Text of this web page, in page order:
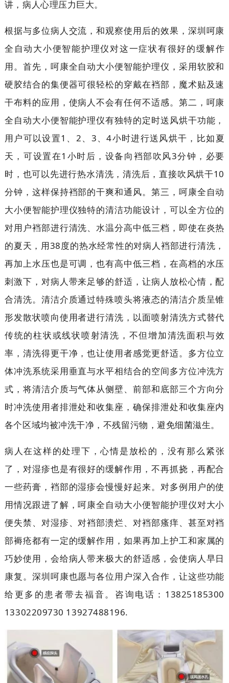
讲，病人心理压力巨大。
根据与多位病人交流，和观察使用后的效果，深圳呵康
全自动大小便智能护理仪对这一症状有很好的缓解作
用。首先，呵康全自动大小便智能护理仪，采用软胶和
硬胶结合的集便器可很轻松的穿戴在裆部，魔术贴及速
干布料的应用，使病人不会有任何不适感。第二，呵康
全自动大小便智能护理仪有独特的定时送风烘干功能，
用户可以设置1、2、3、4小时进行送风烘干，比如夏
天，可设置在1小时后，设备向裆部吹风3分钟，必要
时，也可以先进行热水清洗，清洗后，直接吹风烘干10
分钟，这样保持裆部的干爽和通风。第三，呵康全自动
大小便智能护理仪独特的清洁功能设计，可以全方位的
对用户裆部进行清洗、水温分高中低三档，即使在炎热
的夏天，用38度的热水经常性的对病人裆部进行清洗，
再加上水压也是可调，也有高中低三档，在高档的水压
刺激下，对病人带来足够的舒适，让病人放松心情，配
合清洗。清洁介质通过特殊喷头将液态的清洁介质呈锥
形发散状喷向使用者进行清洗，以面喷射清洗方式替代
传统的柱状或线状喷射清洗，不但增加清洗面积与效
率，清洗得更干净，也让使用者感觉更舒适。多方位立
体冲洗系统采用垂直与水平相结合的空间多方位冲洗方
式，将清洁介质与气体从侧壁、前部和底部三个方向分
时冲洗使用者排泄处和收集座，确保排泄处和收集座内
各个区域均被冲洗干净，不残留污物，避免细菌滋生。
病人在这样的处理下，心情是放松的，没有那么紧张
了，对湿疹也是有很好的缓解作用，不再抓挠，再配合
一些药膏，裆部的湿疹会慢慢好起来。对多例用户的使
用情况跟进了解，呵康全自动大小便智能护理仪对大小
便失禁、对湿疹、对裆部溃烂、对裆部瘙痒、甚至对裆
部褥疮都有一定的缓解作用，如果再加上护工和家属的
巧妙使用，会给病人带来极大的舒适感，会使病人早日
康复。深圳呵康也愿与各位用户深入合作，让这些功能
给更多的患者带去福音。咨询电话：13825185300
13302209730 13927488196.